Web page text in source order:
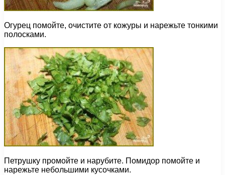
Огурец помойте, очистите от кожуры и нарежьте тонкими
полосками.
Петрушку промойте и нарубите. Помидор помойте и
нарежьте небольшими кусочками.